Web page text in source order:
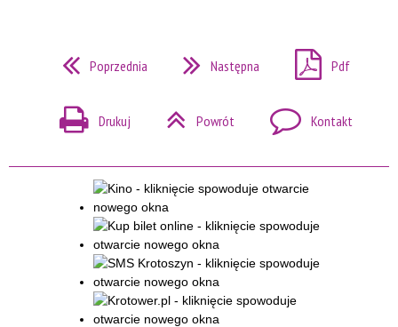
Poprzednia Następna Pdf
Drukuj Powrót Kontakt